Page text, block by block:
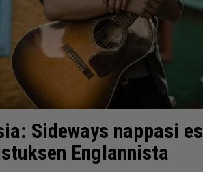
Sideways nappasi
Englannista